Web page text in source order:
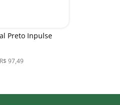
Preto Inpulse
R$ 97,49